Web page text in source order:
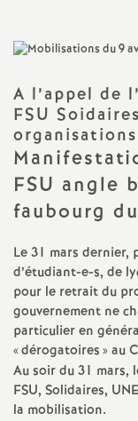
A l’appel de
FSU Soidaires
FSU angle
faubourg
Le 31 mars dernier,
d’étudiant-e-s, de
pour le retrait du
gouvernement ne
particulier en
«dérogatoires» au
Au soir du 31 mars,
FSU, Solidaires,
la mobilisation.